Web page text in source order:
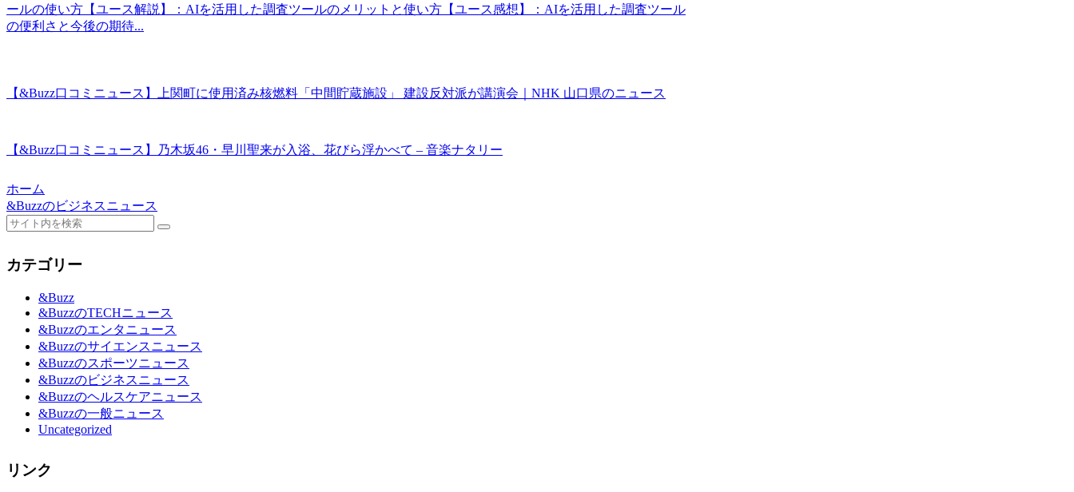
ールの使い方【ユース解説】：AIを活用した調査ツールのメリットと使い方【ユース感想】：AIを活用した調査ツール
の便利さと今後の期待...
【&Buzz口コミニュース】上関町に使用済み核燃料「中間貯蔵施設」 建設反対派が講演会｜NHK 山口県のニュース
【&Buzz口コミニュース】乃木坂46・早川聖来が入浴、花びら浮かべて – 音楽ナタリー
ホーム
&Buzzのビジネスニュース
カテゴリー
&Buzz
&BuzzのTECHニュース
&Buzzのエンタニュース
&Buzzのサイエンスニュース
&Buzzのスポーツニュース
&Buzzのビジネスニュース
&Buzzのヘルスケアニュース
&Buzzの一般ニュース
Uncategorized
リンク